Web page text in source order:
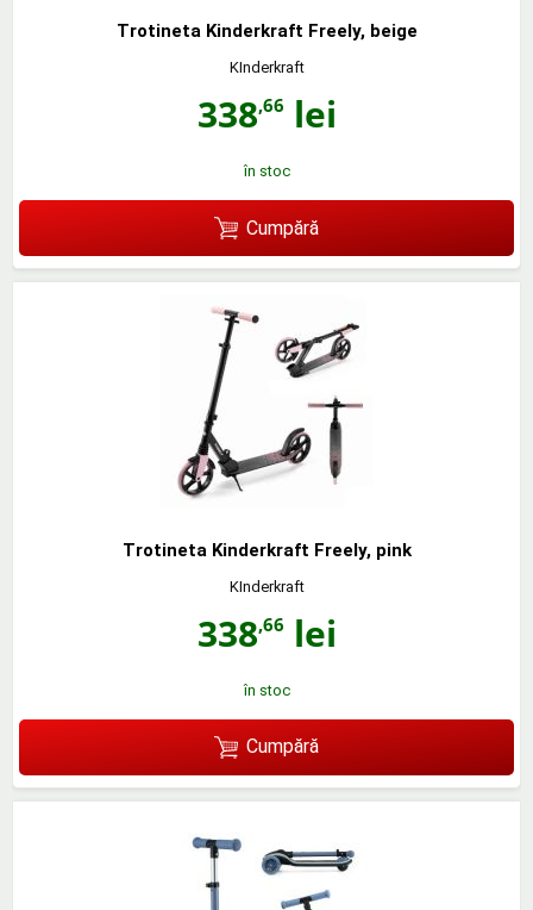
Trotineta Kinderkraft Freely, beige
KInderkraft
338,66 lei
în stoc
Cumpără
Trotineta Kinderkraft Freely, pink
KInderkraft
338,66 lei
în stoc
Cumpără